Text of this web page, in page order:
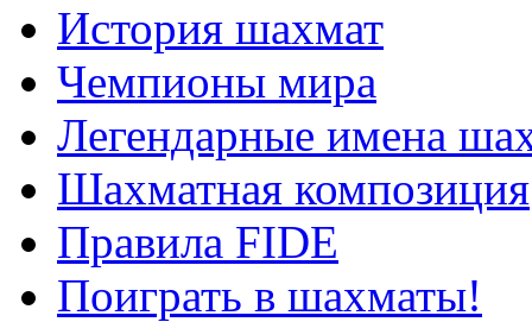
История шахмат
Чемпионы мира
Легендарные имена
Шахматная композиция
Правила FIDE
Поиграть в шахматы!